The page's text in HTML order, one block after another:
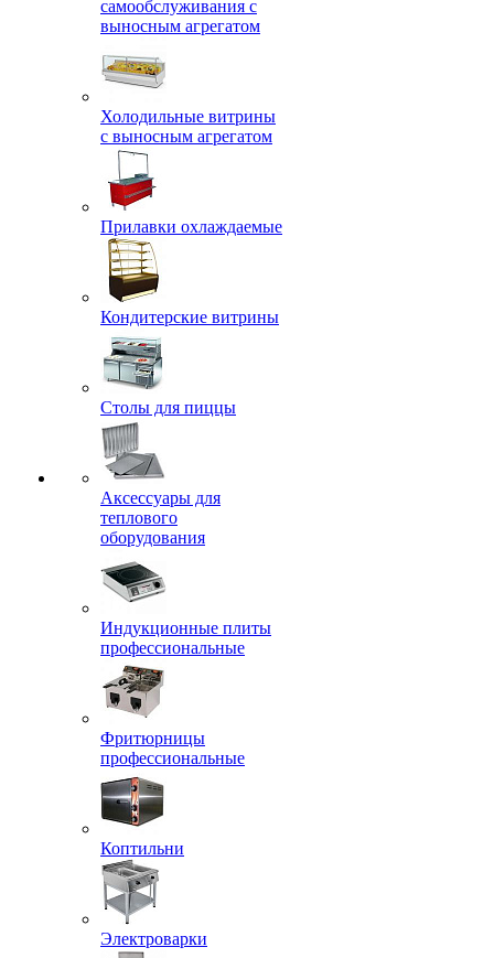
самообслуживания с
выносным агрегатом
Холодильные витрины
с выносным агрегатом
Прилавки охлаждаемые
Кондитерские витрины
Столы для пиццы
Аксессуары для
теплового
оборудования
Индукционные плиты
профессиональные
Фритюрницы
профессиональные
Коптильни
Электроварки